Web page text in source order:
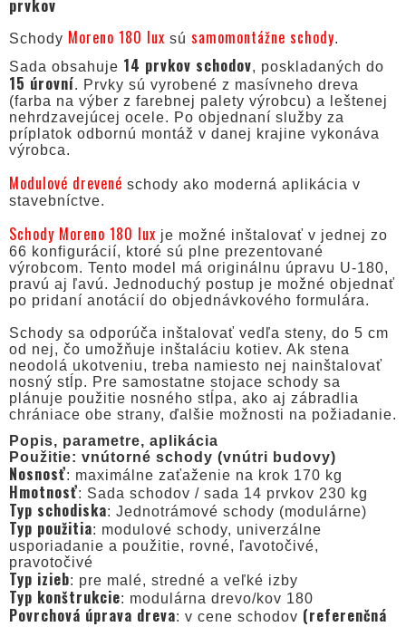
prvkov
Schody Moreno 180 lux sú samomontážne schody.
Sada obsahuje 14 prvkov schodov, poskladaných do
15 úrovní. Prvky sú vyrobené z masívneho dreva
(farba na výber z farebnej palety výrobcu) a leštenej
nehrdzavejúcej ocele. Po objednaní služby za
príplatok odbornú montáž v danej krajine vykonáva
výrobca.
Modulové drevené schody ako moderná aplikácia v
stavebníctve.
Schody Moreno 180 lux je možné inštalovať v jednej zo
66 konfigurácií, ktoré sú plne prezentované
výrobcom. Tento model má originálnu úpravu U-180,
pravú aj ľavú. Jednoduchý postup je možné objednať
po pridaní anotácií do objednávkového formulára.
Schody sa odporúča inštalovať vedľa steny, do 5 cm
od nej, čo umožňuje inštaláciu kotiev. Ak stena
neodolá ukotveniu, treba namiesto nej nainštalovať
nosný stĺp. Pre samostatne stojace schody sa
plánuje použitie nosného stĺpa, ako aj zábradlia
chrániace obe strany, ďalšie možnosti na požiadanie.
Popis, parametre, aplikácia
Použitie: vnútorné schody (vnútri budovy)
Nosnosť: maximálne zaťaženie na krok 170 kg
Hmotnosť: Sada schodov / sada 14 prvkov 230 kg
Typ schodiska: Jednotrámové schody (modulárne)
Typ použitia: modulové schody, univerzálne
usporiadanie a použitie, rovné, ľavotočivé,
pravotočivé
Typ izieb: pre malé, stredné a veľké izby
Typ konštrukcie: modulárna drevo/kov 180
Povrchová úprava dreva: v cene schodov (referenčná